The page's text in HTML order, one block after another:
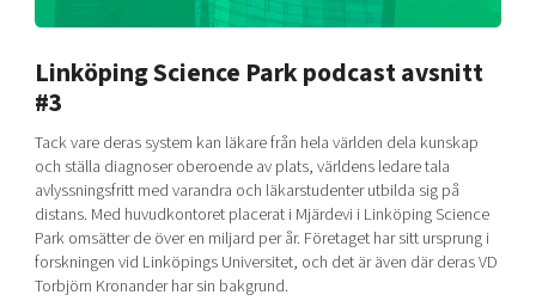
Bright East
Reversed mentorship
Current offers and activities
Offers to boost your business
Funding opportunities
Project toolbox
Our clusters
Reach out to us
Locations
Linköping Science Park podcast avsnitt
#3
Tack vare deras system kan läkare från hela världen dela kunskap
och ställa diagnoser oberoende av plats, världens ledare tala
avlyssningsfritt med varandra och läkarstudenter utbilda sig på
distans. Med huvudkontoret placerat i Mjärdevi i Linköping Science
Park omsätter de över en miljard per år. Företaget har sitt ursprung i
forskningen vid Linköpings Universitet, och det är även där deras VD
Torbjörn Kronander har sin bakgrund.